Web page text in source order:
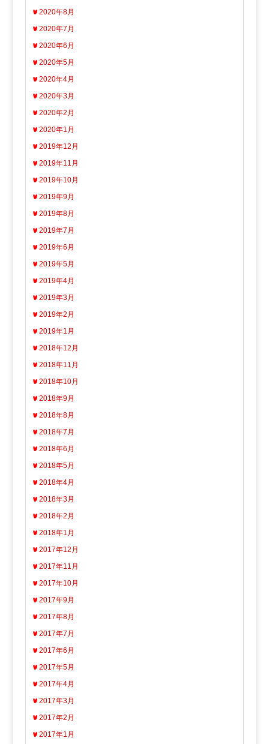
2020年8月
2020年7月
2020年6月
2020年5月
2020年4月
2020年3月
2020年2月
2020年1月
2019年12月
2019年11月
2019年10月
2019年9月
2019年8月
2019年7月
2019年6月
2019年5月
2019年4月
2019年3月
2019年2月
2019年1月
2018年12月
2018年11月
2018年10月
2018年9月
2018年8月
2018年7月
2018年6月
2018年5月
2018年4月
2018年3月
2018年2月
2018年1月
2017年12月
2017年11月
2017年10月
2017年9月
2017年8月
2017年7月
2017年6月
2017年5月
2017年4月
2017年3月
2017年2月
2017年1月